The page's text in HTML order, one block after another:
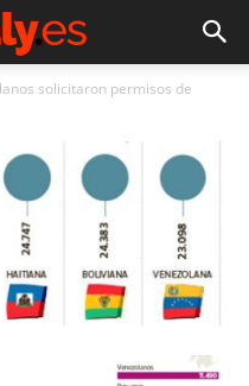
solicitaron permisos de